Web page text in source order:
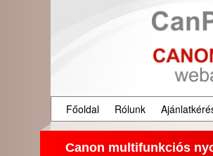
Főoldal Rólunk
Canon multifunkciós